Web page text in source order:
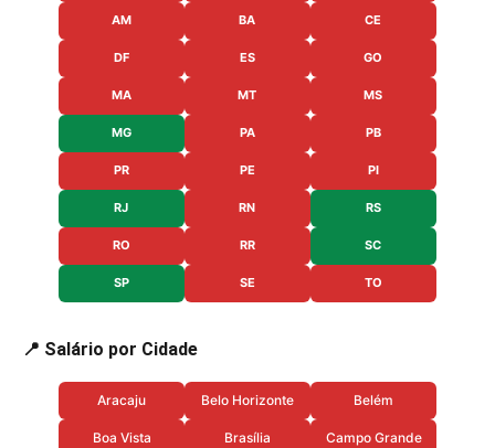
AM BA CE
DF ES GO
MA MT MS
MG PA PB
PR PE PI
RJ RN RS
RO RR SC
SP SE TO
📍 Salário por Cidade
Aracaju Belo Horizonte Belém
Boa Vista Brasília Campo Grande